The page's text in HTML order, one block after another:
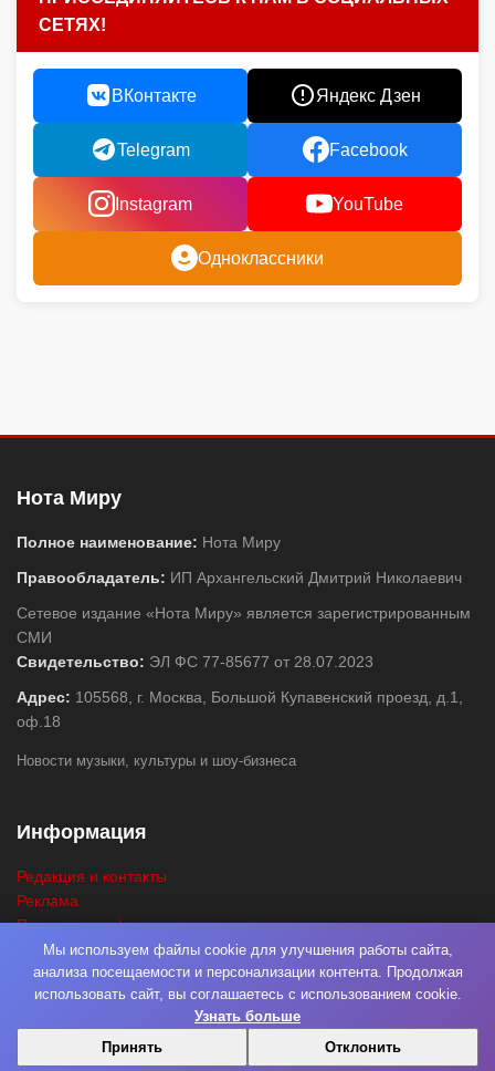
СЕТЯХ!
ВКонтакте Яндекс Дзен
Telegram Facebook
Instagram YouTube
Одноклассники
Нота Миру
Полное наименование: Нота Миру
Правообладатель: ИП Архангельский Дмитрий Николаевич
Сетевое издание «Нота Миру» является зарегистрированным
СМИ
Свидетельство: ЭЛ ФС 77-85677 от 28.07.2023
Адрес: 105568, г. Москва, Большой Купавенский проезд, д.1,
оф.18
Новости музыки, культуры и шоу-бизнеса
Информация
Редакция и контакты
Реклама
Политика конфиденциальности
Карта сайта
Главная
Поиск
Мы используем файлы cookie для улучшения работы сайта,
анализа посещаемости и персонализации контента. Продолжая
использовать сайт, вы соглашаетесь с использованием cookie.
Узнать больше
Принять
Отклонить